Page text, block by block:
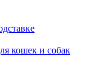
кошек и собак